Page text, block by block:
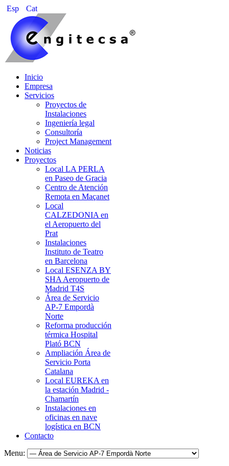
Esp Cat
Inicio
Empresa
Servicios
Proyectos de
Instalaciones
Ingeniería legal
Consultoría
Project Management
Noticias
Proyectos
Local LA PERLA
en Paseo de Gracia
Centro de Atención
Remota en Maçanet
Local
CALZEDONIA en
el Aeropuerto del
Prat
Instalaciones
Instituto de Teatro
en Barcelona
Local ESENZA BY
SHA Aeropuerto de
Madrid T4S
Área de Servicio
AP-7 Empordà
Norte
Reforma producción
térmica Hospital
Plató BCN
Ampliación Área de
Servicio Porta
Catalana
Local EUREKA en
la estación Madrid -
Chamartín
Instalaciones en
oficinas en nave
logística en BCN
Contacto
Menu: